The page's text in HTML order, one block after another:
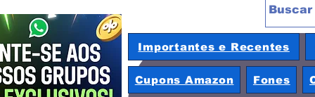
Importantes e Recentes
Cupons Amazon Fones